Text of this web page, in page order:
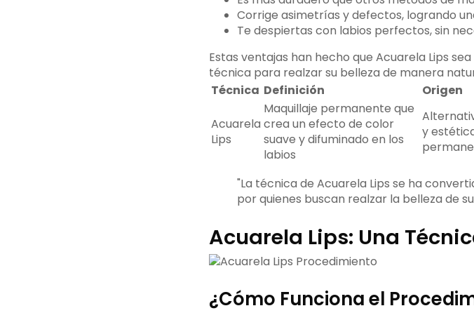
Corrige asimetrías y defectos, logrando
Te despiertas con labios perfectos, sin
Estas ventajas han hecho que Acuarela Lips
técnica para realzar su belleza de manera
Técnica Definición Origen
Acuarela
Lips
Maquillaje permanente que
crea un efecto de color
suave y difuminado en los
labios
y
"La técnica de Acuarela Lips se ha
por quienes buscan realzar la belleza de
Acuarela Lips: Una
¿Cómo Funciona el